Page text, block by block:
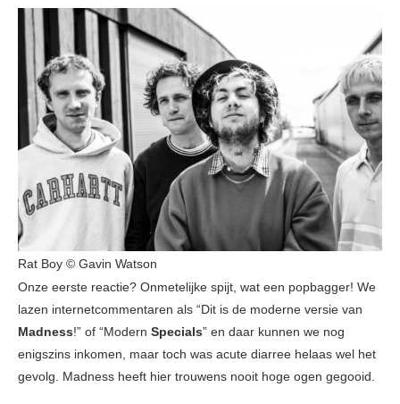
Rat Boy © Gavin Watson
Onze eerste reactie? Onmetelijke spijt, wat een popbagger! We
lazen internetcommentaren als “Dit is de moderne versie van
Madness!” of “Modern Specials” en daar kunnen we nog
enigszins inkomen, maar toch was acute diarree helaas wel het
gevolg. Madness heeft hier trouwens nooit hoge ogen gegooid.